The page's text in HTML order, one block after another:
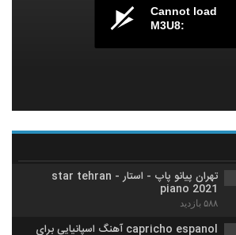
Cannot load
M3U8:
تهران پیانو پاپ - استار star tehran -
piano 2021
۵۸۸ بازدید
capricho espanol آهنگ اسپانیایی برای